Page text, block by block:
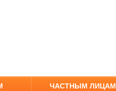
ЧАСТНЫМ ЛИЦАМ